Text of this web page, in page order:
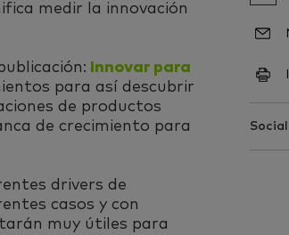
medir la innovación
Innovar para
para así descubrir
de productos
de crecimiento para
drivers de
casos y con
muy útiles para